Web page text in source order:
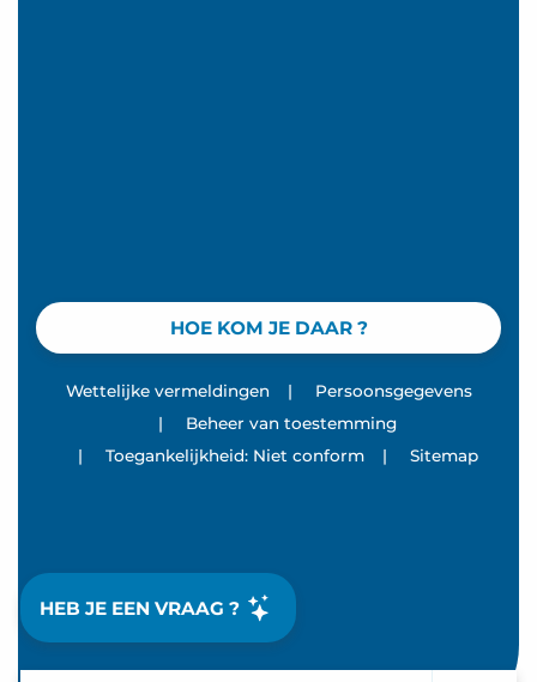
HEB JE EEN VRAAG ?
HOE KOM JE DAAR ?
Wettelijke vermeldingen |
Persoonsgegevens
|
Beheer van toestemming
|
Toegankelijkheid: Niet conform | Sitemap